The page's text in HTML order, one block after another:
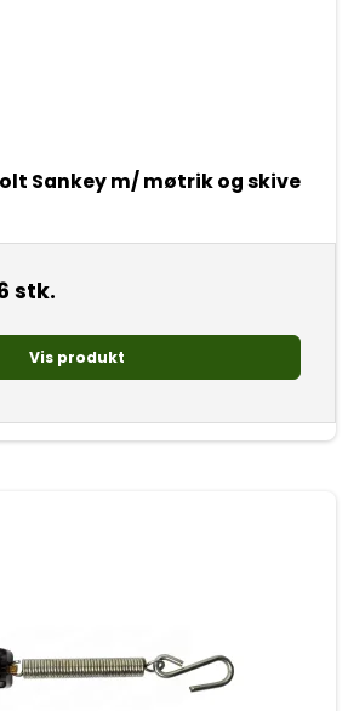
Sankey m/ møtrik og skive
stk.
Vis produkt